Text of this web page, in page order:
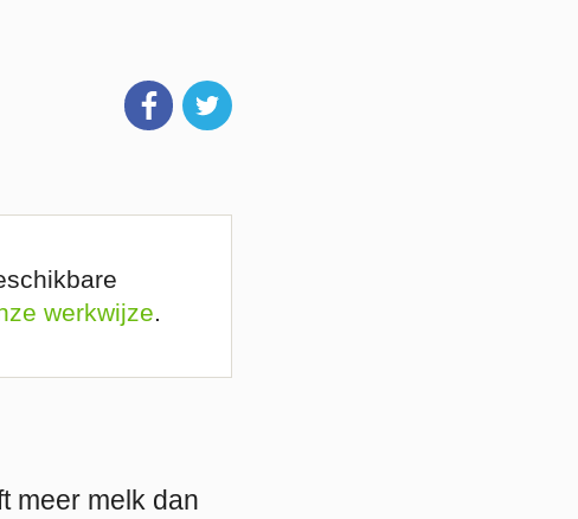
werkwijze
meer melk dan